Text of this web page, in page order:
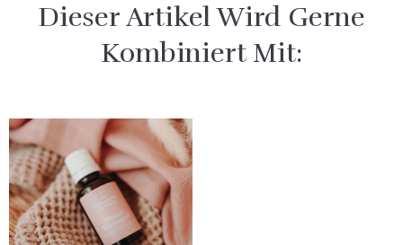
Dieser Artikel Wird Gerne
Kombiniert Mit: